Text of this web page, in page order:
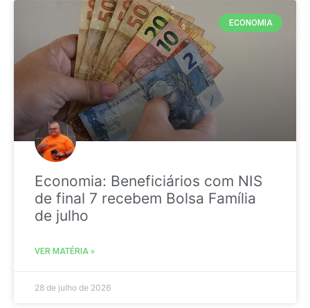
ECONOMIA
Economia: Beneficiários com NIS
de final 7 recebem Bolsa Família
de julho
VER MATÉRIA »
28 de julho de 2026